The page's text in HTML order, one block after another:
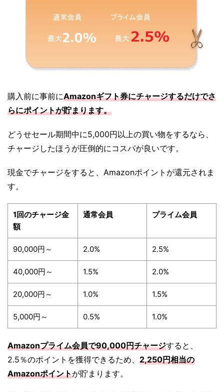
購入前に事前にAmazonギフト券にチャージするだけでさ
らにポイントが貯まります。
どうせセール期間中に5,000円以上の買い物をするなら、
チャージしたほうが圧倒的にコスパが良いです。
現金でチャージをすると、Amazonポイントが還元されま
す。
1回のチャージ金
額
通常会員 プライム会員
90,000円～ 2.0% 2.5%
40,000円～ 1.5% 2.0%
20,000円～ 1.0% 1.5%
5,000円～ 0.5% 1.0%
Amazonプライム会員で90,000円チャージすると、
2.5％のポイントを獲得できるため、 2,250円相当の
Amazonポイントが貯まります。